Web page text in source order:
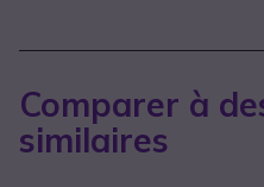
Comparer à
similaires